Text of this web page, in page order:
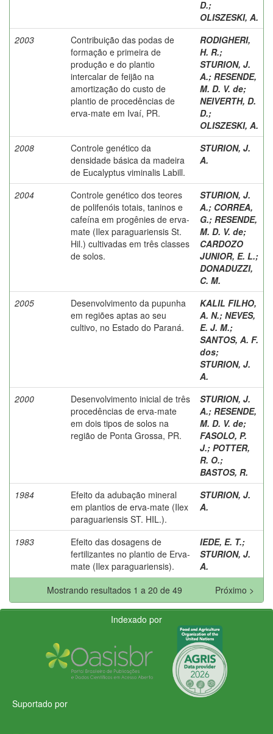
D.;
OLISZESKI, A.
2003
Contribuição das podas de
formação e primeira de
produção e do plantio
intercalar de feijão na
amortização do custo de
plantio de procedências de
erva-mate em Ivaí, PR.
RODIGHERI,
H. R.;
STURION, J.
A.; RESENDE,
M. D. V. de;
NEIVERTH, D.
D.;
OLISZESKI, A.
2008
Controle genético da
densidade básica da madeira
de Eucalyptus viminalis Labill.
STURION, J.
A.
2004
Controle genético dos teores
de polifenóis totais, taninos e
cafeína em progênies de erva-
mate (Ilex paraguariensis St.
Hil.) cultivadas em três classes
de solos.
STURION, J.
A.; CORREA,
G.; RESENDE,
M. D. V. de;
CARDOZO
JUNIOR, E. L.;
DONADUZZI,
C. M.
2005
Desenvolvimento da pupunha
em regiões aptas ao seu
cultivo, no Estado do Paraná.
KALIL FILHO,
A. N.; NEVES,
E. J. M.;
SANTOS, A. F.
dos;
STURION, J.
A.
2000
Desenvolvimento inicial de três
procedências de erva-mate
em dois tipos de solos na
região de Ponta Grossa, PR.
STURION, J.
A.; RESENDE,
M. D. V. de;
FASOLO, P.
J.; POTTER,
R. O.;
BASTOS, R.
1984
Efeito da adubação mineral
em plantios de erva-mate (Ilex
paraguariensis ST. HIL.).
STURION, J.
A.
1983
Efeito das dosagens de
fertilizantes no plantio de Erva-
mate (Ilex paraguariensis).
IEDE, E. T.;
STURION, J.
A.
Mostrando resultados 1 a 20 de 49
Próximo >
Indexado por
Suportado por